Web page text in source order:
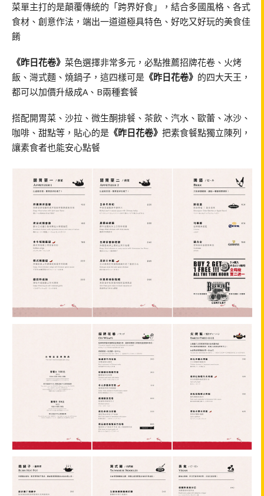
菜單主打的是顛覆傳統的「跨界好食」，結合多國風格、各式
食材、創意作法，端出一道道極具特色、好吃又好玩的美食佳
餚
《昨日花卷》 菜色選擇非常多元，必點推薦招牌花卷、火烤
飯、灣式麵、燒鍋子，這四樣可是 《昨日花卷》 的四大天王，
都可以加價升級成A、B兩種套餐
搭配開胃菜、沙拉、微生酮排餐、茶飲、汽水、歐蕾、冰沙、
咖啡、甜點等，貼心的是 《昨日花卷》 把素食餐點獨立陳列，
讓素食者也能安心點餐